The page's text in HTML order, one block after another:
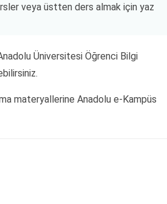
veya üstten ders almak için yaz
Üniversitesi Öğrenci Bilgi
materyallerine Anadolu e-Kampüs